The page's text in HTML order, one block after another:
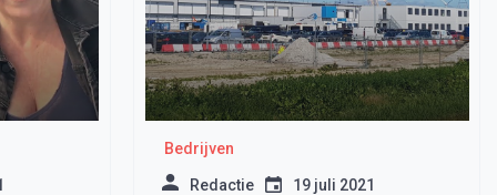
Bedrijven
Redactie 19 juli 2021